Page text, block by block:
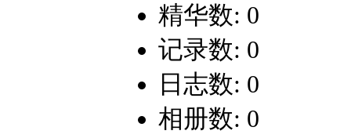
精华数: 0
记录数: 0
日志数: 0
相册数: 0